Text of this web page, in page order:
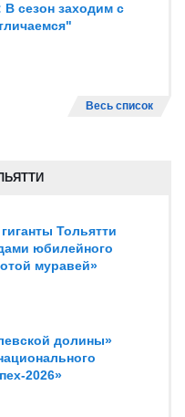
В сезон заходим с
Весь список
Тольятти
юбилейного
муравей»
долины»
2026»